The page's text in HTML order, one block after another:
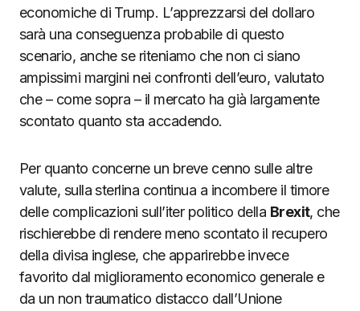
economiche di Trump. L’apprezzarsi del dollaro
sarà una conseguenza probabile di questo
scenario, anche se riteniamo che non ci siano
ampissimi margini nei confronti dell’euro, valutato
che – come sopra – il mercato ha già largamente
scontato quanto sta accadendo.
Per quanto concerne un breve cenno sulle altre
valute, sulla sterlina continua a incombere il timore
delle complicazioni sull’iter politico della Brexit, che
rischierebbe di rendere meno scontato il recupero
della divisa inglese, che apparirebbe invece
favorito dal miglioramento economico generale e
da un non traumatico distacco dall’Unione